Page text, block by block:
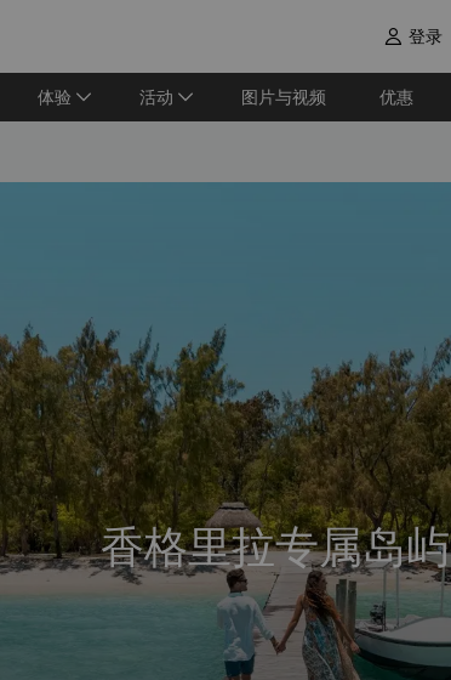
 登录
体验 活动 图片与视频 优惠
香格里拉专属岛屿